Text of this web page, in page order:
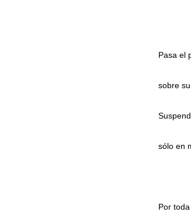
Pasa el
sobre
sólo en
Por